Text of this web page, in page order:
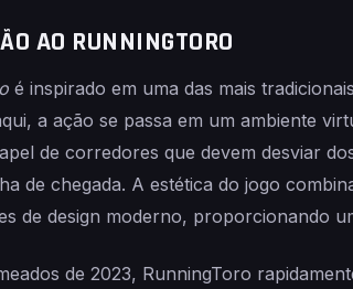
AO RUNNINGTORO
é inspirado em uma das mais
a ação se passa em um ambiente
de corredores que devem desviar
de chegada. A estética do jogo
de design moderno, proporcionando
de 2023, RunningToro